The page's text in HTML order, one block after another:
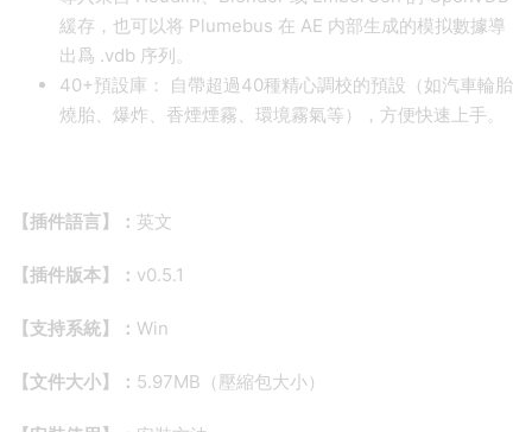
緩存，也可以将 Plumebus 在 AE 内部生成的模拟數據導
出爲 .vdb 序列。
40+預設庫： 自帶超過40種精心調校的預設（如汽車輪胎
燒胎、爆炸、香煙煙霧、環境霧氣等），方便快速上手。
【插件語言】： 英文
【插件版本】： v0.5.1
【支持系統】： Win
【文件大小】： 5.97MB（壓縮包大小）